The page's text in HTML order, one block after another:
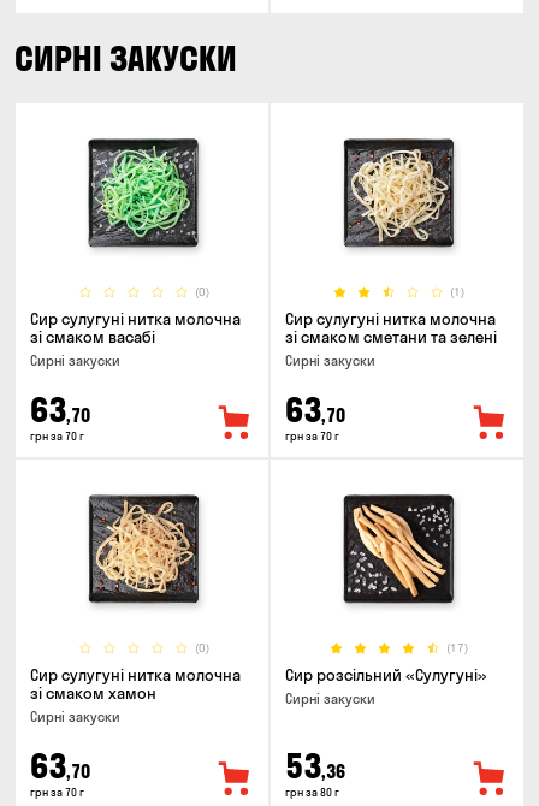
СИРНІ ЗАКУСКИ
(0)
Сир сулугуні нитка молочна
зі смаком васабі
Сирні закуски
63,70
грн за 70 г
(1)
Сир сулугуні нитка молочна
зі смаком сметани та зелені
Сирні закуски
63,70
грн за 70 г
(0)
Сир сулугуні нитка молочна
зі смаком хамон
Сирні закуски
63,70
грн за 70 г
(17)
Сир розсільний «Сулугуні»
Сирні закуски
53,36
грн за 80 г